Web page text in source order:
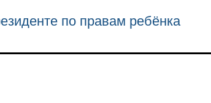
по правам ребёнка